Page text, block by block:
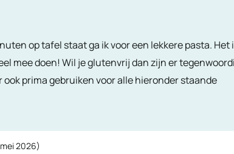
op tafel staat ga ik voor een lekkere pasta. Het
mee doen! Wil je glutenvrij dan zijn er
prima gebruiken voor alle hieronder staande
mei 2026)